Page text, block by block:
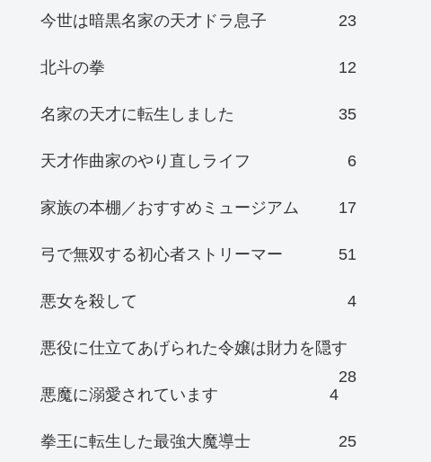
今世は暗黒名家の天才ドラ息子 23
北斗の拳 12
名家の天才に転生しました 35
天才作曲家のやり直しライフ 6
家族の本棚／おすすめミュージアム 17
弓で無双する初心者ストリーマー 51
悪女を殺して 4
悪役に仕立てあげられた令嬢は財力を隠す
28
悪魔に溺愛されています
4
拳王に転生した最強大魔導士 25